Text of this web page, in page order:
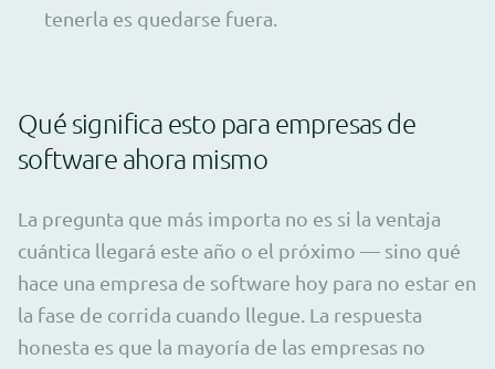
tenerla es quedarse fuera.
Qué significa esto para empresas de
software ahora mismo
La pregunta que más importa no es si la ventaja
cuántica llegará este año o el próximo — sino qué
hace una empresa de software hoy para no estar en
la fase de corrida cuando llegue. La respuesta
honesta es que la mayoría de las empresas no